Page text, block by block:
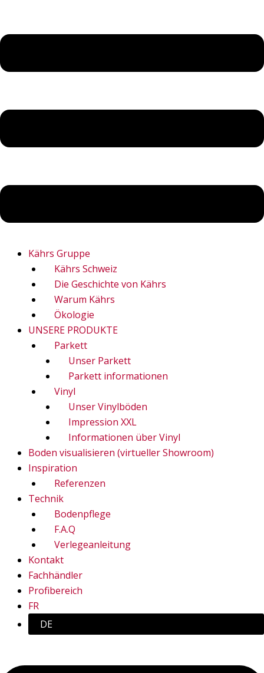
Kährs Gruppe
Kährs Schweiz
Die Geschichte von Kährs
Warum Kährs
Ökologie
UNSERE PRODUKTE
Parkett
Unser Parkett
Parkett informationen
Vinyl
Unser Vinylböden
Impression XXL
Informationen über Vinyl
Boden visualisieren (virtueller Showroom)
Inspiration
Referenzen
Technik
Bodenpflege
F.A.Q
Verlegeanleitung
Kontakt
Fachhändler
Profibereich
FR
DE